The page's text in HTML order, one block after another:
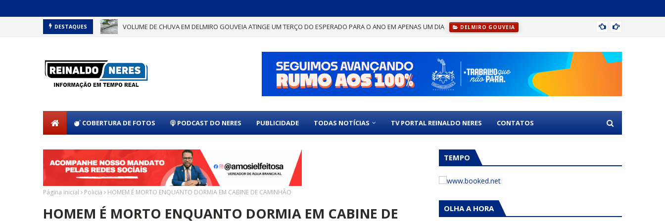
DESTAQUES VOLUME DE CHUVA EM DELMIRO GOUVEIA ATINGE UM TERÇO DO ESPERADO PARA O ANO EM APENAS UM DIA DELMIRO GOUVEIA
COBERTURA DE FOTOS PODCAST DO NERES PUBLICIDADE TODAS NOTÍCIAS TV PORTAL REINALDO NERES CONTATOS
Página inicial Policia HOMEM É MORTO ENQUANTO DORMIA EM CABINE DE CAMINHÃO
HOMEM É MORTO ENQUANTO DORMIA EM CABINE DE
TEMPO
OLHA A HORA